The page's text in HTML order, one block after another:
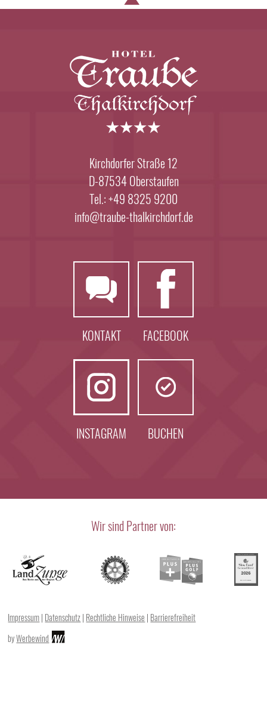
Kirchdorfer Straße 12
D-87534 Oberstaufen
Tel.: +49 8325 9200
info@traube-thalkirchdorf.de
KONTAKT FACEBOOK
INSTAGRAM BUCHEN
Wir sind Partner von:
Impressum| Datenschutz| Rechtliche Hinweise | Barrierefreiheit
byWerbewind